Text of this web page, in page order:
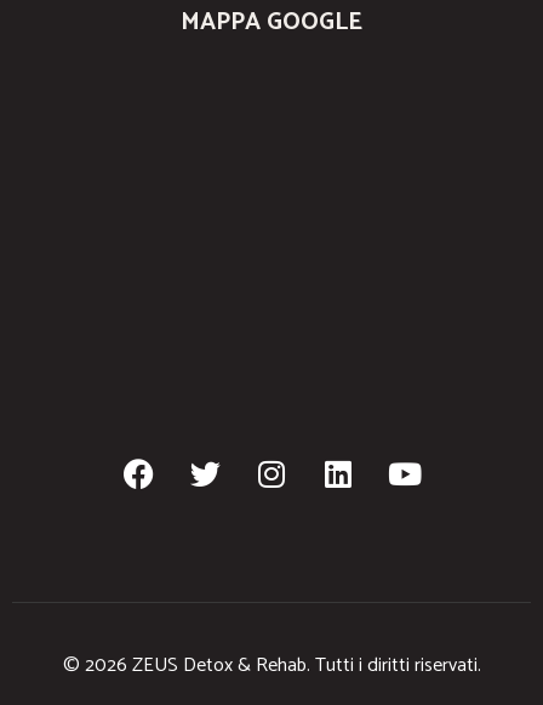
MAPPA GOOGLE
© 2026 ZEUS Detox & Rehab. Tutti i diritti riservati.